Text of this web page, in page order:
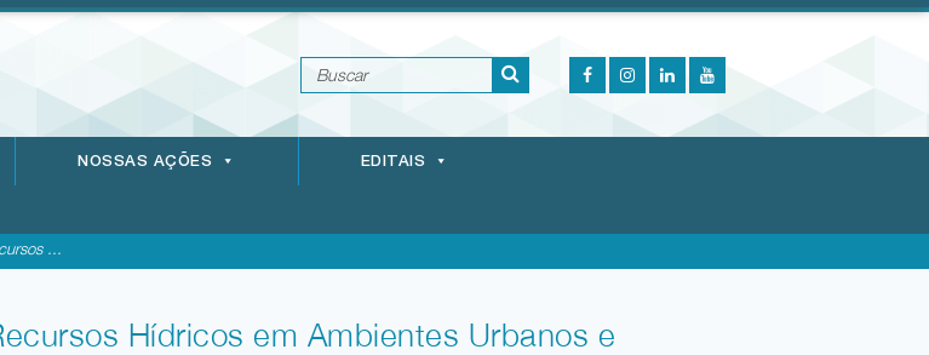
NOSSAS AÇÕES EDITAIS
...
Hídricos em Ambientes Urbanos e